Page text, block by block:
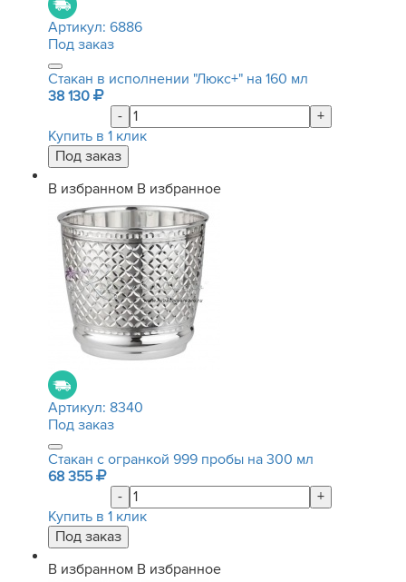
Артикул: 6886
Под заказ
Стакан в исполнении "Люкс+" на 160 мл
38 130
-
+
Купить в 1 клик
В избранном В избранное
Артикул: 8340
Под заказ
Стакан с огранкой 999 пробы на 300 мл
68 355
-
+
Купить в 1 клик
В избранном В избранное